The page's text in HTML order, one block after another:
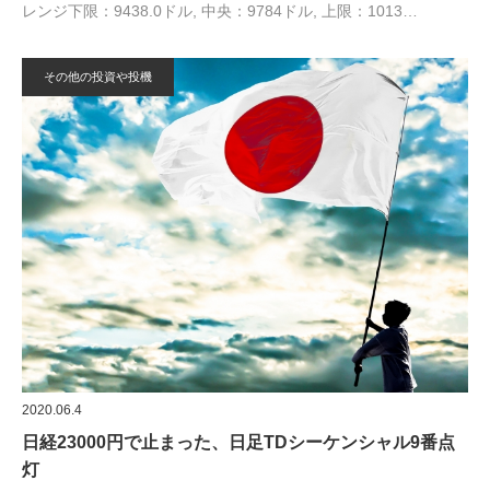
レンジ下限：9438.0ドル, 中央：9784ドル, 上限：1013…
その他の投資や投機
2020.06.4
日経23000円で止まった、日足TDシーケンシャル9番点
灯